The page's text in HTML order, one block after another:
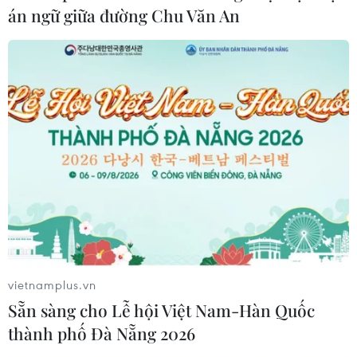
Đồng Nai: Bé trai 4 tuổi suy đa tạng
30/07/2026 05:45
Hơn 300 doanh nghiệp tham gia
Triển lãm quốc tế chuyên ngành y
dược
30/07/2026 05:02
Đồng Tháp tăng tốc chuẩn hóa dữ
liệu sức khỏe trên VNeID
30/07/2026 04:18
án ngữ giữa đường Chu Văn An
vietnamplus.vn
Sẵn sàng cho Lễ hội Việt Nam-Hàn Quốc
thành phố Đà Nẵng 2026